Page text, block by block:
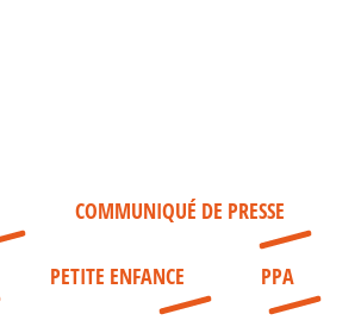
COMMUNIQUÉ DE PRESSE
PETITE ENFANCE PPA